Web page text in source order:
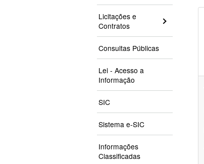
Licitações e
Contratos
Consultas Públicas
Lei - Acesso a
Informação
SIC
Sistema e-SIC
Informações
Classificadas